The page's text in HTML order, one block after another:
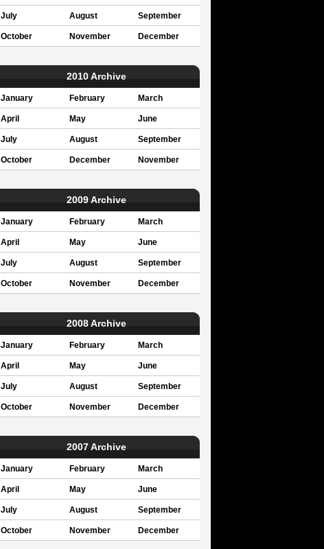
July August September
October November December
2010 Archive
January February March
April May June
July August September
October December November
2009 Archive
January February March
April May June
July August September
October November December
2008 Archive
January February March
April May June
July August September
October November December
2007 Archive
January February March
April May June
July August September
October November December